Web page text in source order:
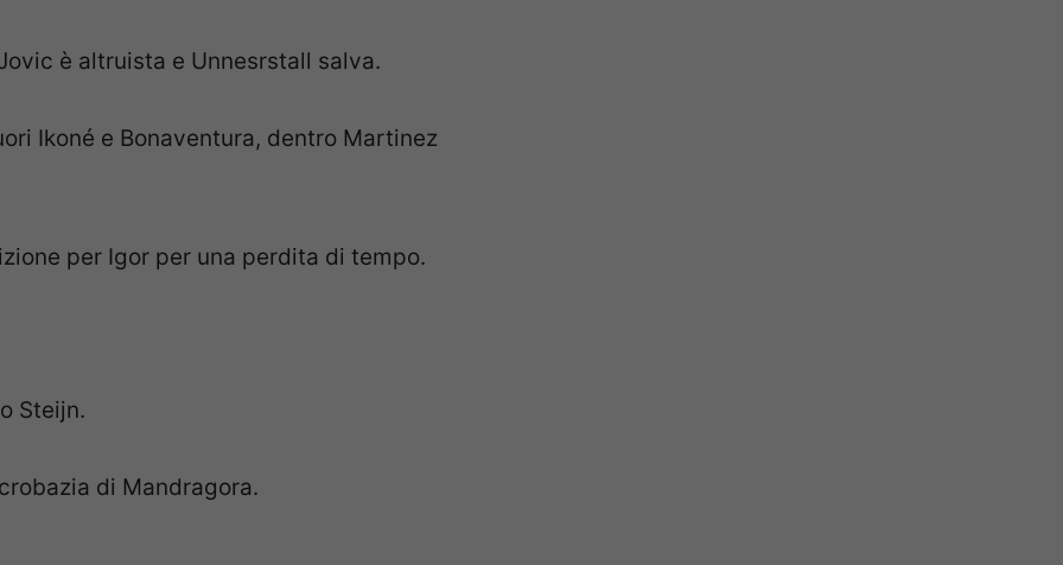
è altruista e Unnesrstall salva.
Ikoné e Bonaventura, dentro Martinez
per Igor per una perdita di tempo.
Steijn.
di Mandragora.